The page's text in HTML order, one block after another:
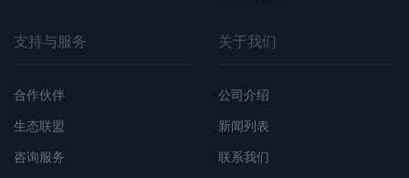
支持与服务
合作伙伴
生态联盟
咨询服务
关于我们
公司介绍
新闻列表
联系我们